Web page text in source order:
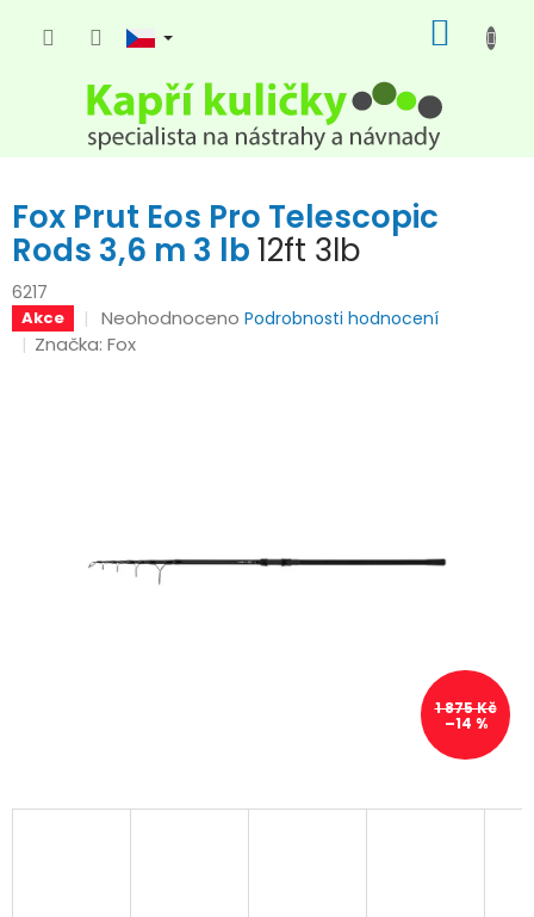
KOŠÍK
Fox Prut Eos Pro Telescopic
Rods 3,6 m 3 lb12ft 3lb
6217
Akce
Průměrné
hodnocení
Neohodnoceno Podrobnosti hodnocení
Značka:Fox
1 875 Kč
–14 %